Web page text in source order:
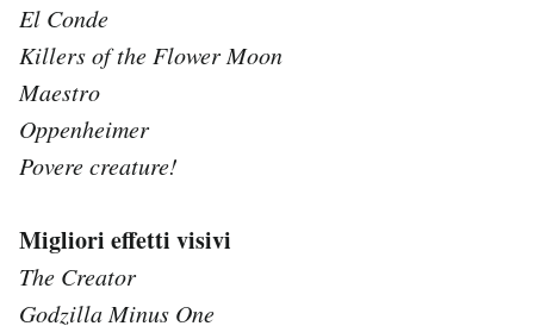
El Conde
Killers of the Flower Moon
Maestro
Oppenheimer
Povere creature!
Migliori effetti visivi
The Creator
Godzilla Minus One